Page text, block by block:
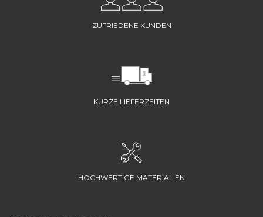
ZUFRIEDENE KUNDEN
KURZE LIEFERZEITEN
HOCHWERTIGE MATERIALIEN